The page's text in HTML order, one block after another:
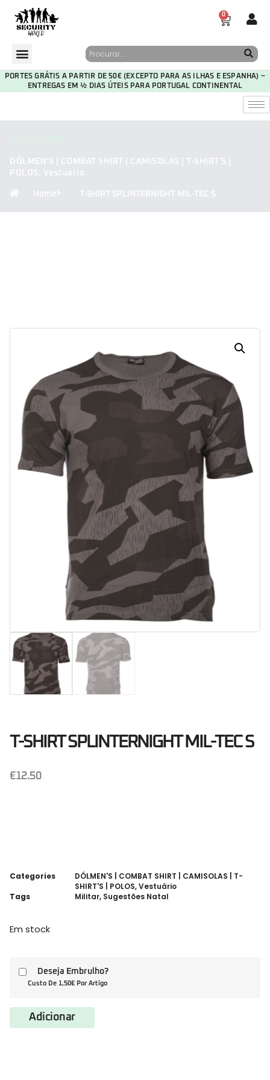
0
PORTES GRÁTIS A PARTIR DE 50€ (EXCEPTO PARA AS ILHAS E ESPANHA) –
ENTREGAS EM ½ DIAS ÚTEIS PARA PORTUGAL CONTINENTAL
DÓLMEN'S | COMBAT SHIRT | CAMISOLAS | T-SHIRT'S |
POLOS , Vestuário
Home T-SHIRT SPLINTERNIGHT MIL-TEC S
T-SHIRT SPLINTERNIGHT MIL-TEC S
€12.50
Categories
DÓLMEN'S | COMBAT SHIRT | CAMISOLAS | T-
SHIRT'S | POLOS,Vestuário
Tags
Militar, Sugestões Natal
Em stock
Deseja Embrulho?
Custo De 1,50€ Por Artigo
Adicionar